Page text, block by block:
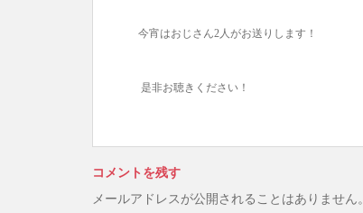
今宵はおじさん2人がお送りします！
是非お聴きください！
コメントを残す
メールアドレスが公開されることはありません。